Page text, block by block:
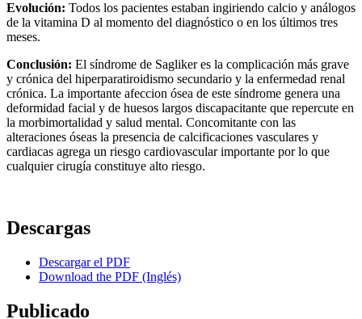
Evolución: Todos los pacientes estaban ingiriendo calcio y análogos
de la vitamina D al momento del diagnóstico o en los últimos tres
meses.
Conclusión: El síndrome de Sagliker es la complicación más grave
y crónica del hiperparatiroidismo secundario y la enfermedad renal
crónica. La importante afeccion ósea de este síndrome genera una
deformidad facial y de huesos largos discapacitante que repercute en
la morbimortalidad y salud mental. Concomitante con las
alteraciones óseas la presencia de calcificaciones vasculares y
cardiacas agrega un riesgo cardiovascular importante por lo que
cualquier cirugía constituye alto riesgo.
Descargas
Descargar el PDF
Download the PDF (Inglés)
Publicado